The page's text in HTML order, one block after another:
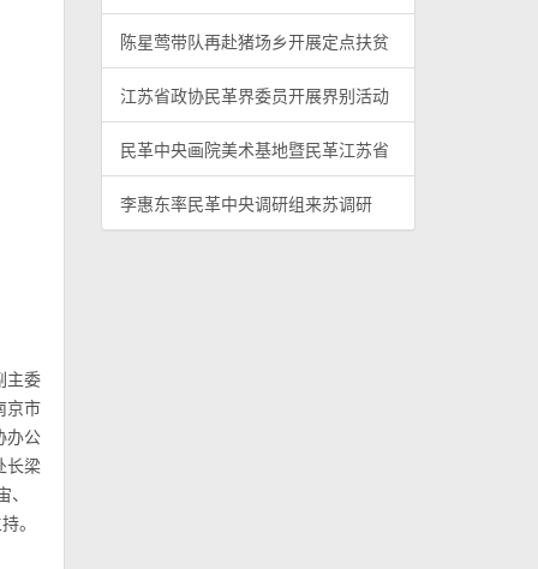
主委
京市
办公
长梁
。
陈星莺带队再赴猪场乡开展定点扶贫
江苏省政协民革界委员开展界别活动
民革中央画院美术基地暨民革江苏省
李惠东率民革中央调研组来苏调研